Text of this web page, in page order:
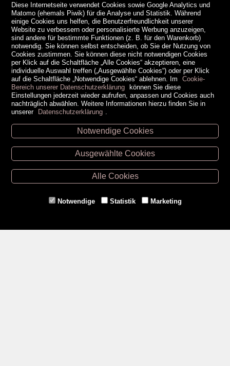
Unsere Öffnungszeiten
Retz -02942/20433
Hollabrunn -02952/30057
Eggenburg -02984/3836
Gmünd -
Diese Internetseite verwendet Cookies sowie Google Analytics und
Matomo (ehemals Piwik) für die Analyse und Statistik. Während
einige Cookies uns helfen, die Benutzerfreundlichkeit unserer
Website zu verbessern oder personalisierte Werbung anzuzeigen,
sind andere für bestimmte Funktionen (z. B. für den Warenkorb)
notwendig. Sie können selbst entscheiden, ob Sie der Nutzung von
Cookies zustimmen. Sie können diese nicht notwendigen Cookies
per Klick auf die Schaltfläche „Alle Cookies“ akzeptieren, eine
individuelle Auswahl treffen („Ausgewählte Cookies“) oder per Klick
auf die Schaltfläche „Notwendige Cookies“ ablehnen. Im
Cookie-
Bereich unserer Datenschutzerklärung können Sie diese
Einstellungen jederzeit wieder aufrufen, anpassen und Cookies auch
nachträglich abwählen. Weitere Informationen hierzu finden Sie in
unserer Datenschutzerklärung
Notwendige Cookies
Ausgewählte Cookies
Alle Cookies
Notwendige Statistik Marketing